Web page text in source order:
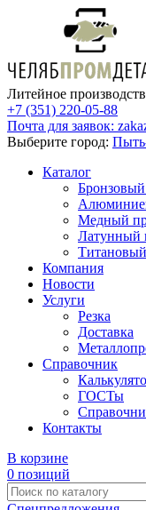
Литейное
+7 (351) 220-05-88
Почта для заявок:
Выберите город:
Каталог
Медный
Латунный
Компания
Новости
Услуги
Резка
Доставка
Справочник
ГОСТы
Контакты
В корзине
0 позиций